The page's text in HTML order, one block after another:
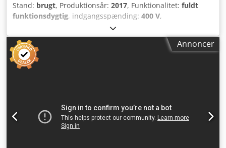
Stand: brugt, Produktionsår: 2017, Funktionalitet: fuldt
funktionsdygtig, indgangsspænding: 400 V,
, type indgangsstrøm:
afnoteringsbredde:510 mm, antal knive:4,
aktueringstype:
CE-mærkning , -
Produktionsår: 2017 - CE-mærkning, brugsanvisning
TEKNISKE SPECIFIKATIONER Cedpezim U Dsfx Aqgerf -
45° - Maks. spåntykkelse: 8 mm - Motoreffekt: 5,5 kW - 7,5
hk - Akseldiameter: 100 mm - Borddimensioner: 1155 mm,
andet bord 1110 mm, samlet 2710 mm - Samlet længde af
Annoncer